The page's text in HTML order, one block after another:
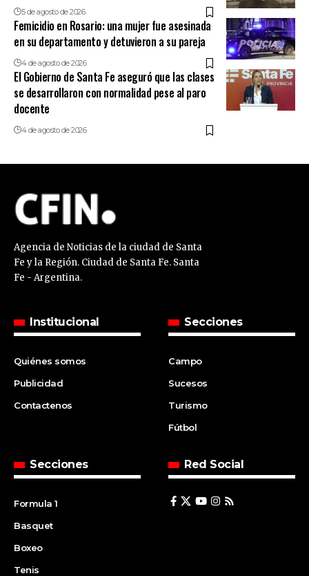
5 de agosto de 2026
Femicidio en Rosario: una mujer fue asesinada
en su departamento y detuvieron a su pareja
4 de agosto de 2026
El Gobierno de Santa Fe aseguró que las clases
se desarrollaron con normalidad pese al paro
docente
4 de agosto de 2026
Agencia de Noticias de la ciudad de Santa
Fe y la Región. Ciudad de Santa Fe. Santa
Fe - Argentina.
Institucional
Quiénes somos
Publicidad
Contactenos
Secciones
Campo
Sucesos
Turismo
Fútbol
Secciones
Formula 1
Basquet
Boxeo
Tenis
Red Social